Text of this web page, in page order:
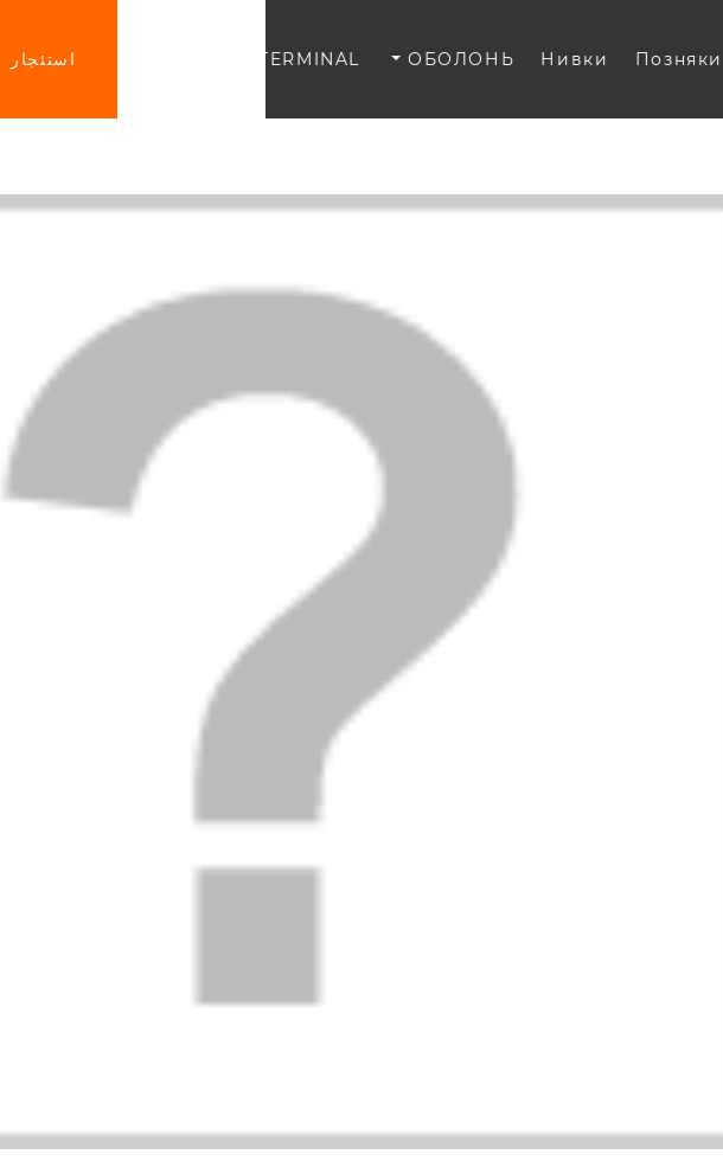
Позняки
Нивки
ОБОЛОНЬ
TERMINAL استئجار